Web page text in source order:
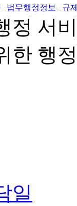
법무행정정보 규
정 서
한 행
일